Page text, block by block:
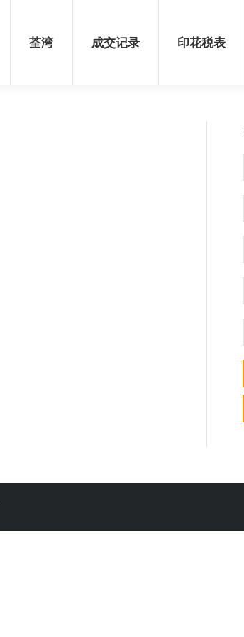
荃湾 成交记录 印花税表